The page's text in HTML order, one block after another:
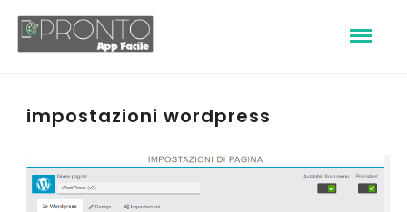
impostazioni wordpress